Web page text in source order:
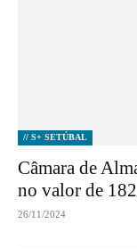
// S+ SETÚBAL
Câmara de
no valor de
26/11/2024